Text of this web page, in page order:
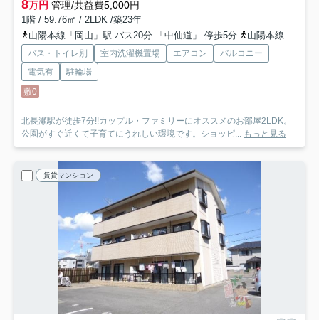
8万円 管理/共益費5,000円
1階 / 59.76㎡ / 2LDK /築23年
山陽本線「岡山」駅 バス20分 「中仙道」 停歩5分
山陽本線「北長瀬」駅 徒歩8分
バス・トイレ別 室内洗濯機置場 エアコン
バルコニー
電気有
駐輪場
敷0
北長瀬駅が徒歩7分!!カップル・ファミリーにオススメのお部屋2LDK。
公園がすぐ近くて子育てにうれしい環境です。ショッピ... もっと見る
賃貸マンション